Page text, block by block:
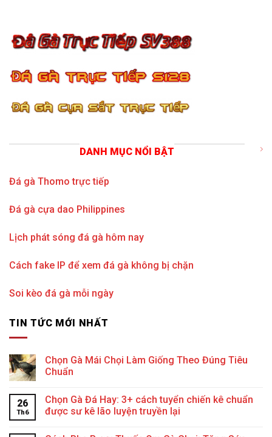
DANH MỤC NỔI BẬT
Đá gà Thomo trực tiếp
Đá gà cựa dao Philippines
Lịch phát sóng đá gà hôm nay
Cách fake IP để xem đá gà không bị chặn
Soi kèo đá gà mỗi ngày
TIN TỨC MỚI NHẤT
Chọn Gà Mái Chọi Làm Giống Theo Đúng Tiêu
Chuẩn
26
Th6
Chọn Gà Đá Hay: 3+ cách tuyển chiến kê chuẩn
được sư kê lão luyện truyền lại